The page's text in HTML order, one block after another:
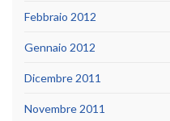
Febbraio 2012
Gennaio 2012
Dicembre 2011
Novembre 2011